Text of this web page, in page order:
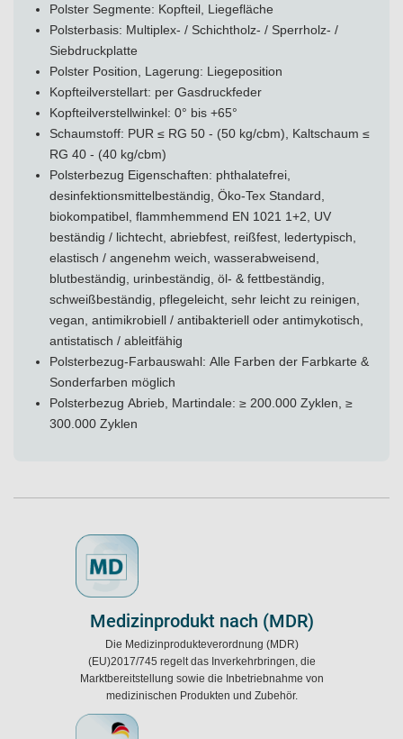
Polster Segmente: Kopfteil, Liegefläche
Polsterbasis: Multiplex- / Schichtholz- / Sperrholz- /
Siebdruckplatte
Polster Position, Lagerung: Liegeposition
Kopfteilverstellart: per Gasdruckfeder
Kopfteilverstellwinkel: 0° bis +65°
Schaumstoff: PUR ≤ RG 50 - (50 kg/cbm), Kaltschaum ≤
RG 40 - (40 kg/cbm)
Polsterbezug Eigenschaften: phthalatefrei,
desinfektionsmittelbeständig, Öko-Tex Standard,
biokompatibel, flammhemmend EN 1021 1+2, UV
beständig / lichtecht, abriebfest, reißfest, ledertypisch,
elastisch / angenehm weich, wasserabweisend,
blutbeständig, urinbeständig, öl- & fettbeständig,
schweißbeständig, pflegeleicht, sehr leicht zu reinigen,
vegan, antimikrobiell / antibakteriell oder antimykotisch,
antistatisch / ableitfähig
Polsterbezug-Farbauswahl: Alle Farben der Farbkarte &
Sonderfarben möglich
Polsterbezug Abrieb, Martindale: ≥ 200.000 Zyklen, ≥
300.000 Zyklen
Medizinprodukt nach (MDR)
Die Medizinprodukteverordnung (MDR)
(EU)2017/745 regelt das Inverkehrbringen, die
Marktbereitstellung sowie die Inbetriebnahme von
medizinischen Produkten und Zubehör.